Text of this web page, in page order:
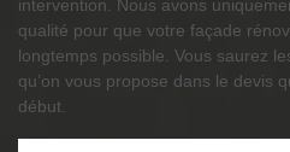
intervention. Nous avons
qualité pour que votre façade
longtemps possible. Vous saurez
qu’on vous propose dans le devis
début.